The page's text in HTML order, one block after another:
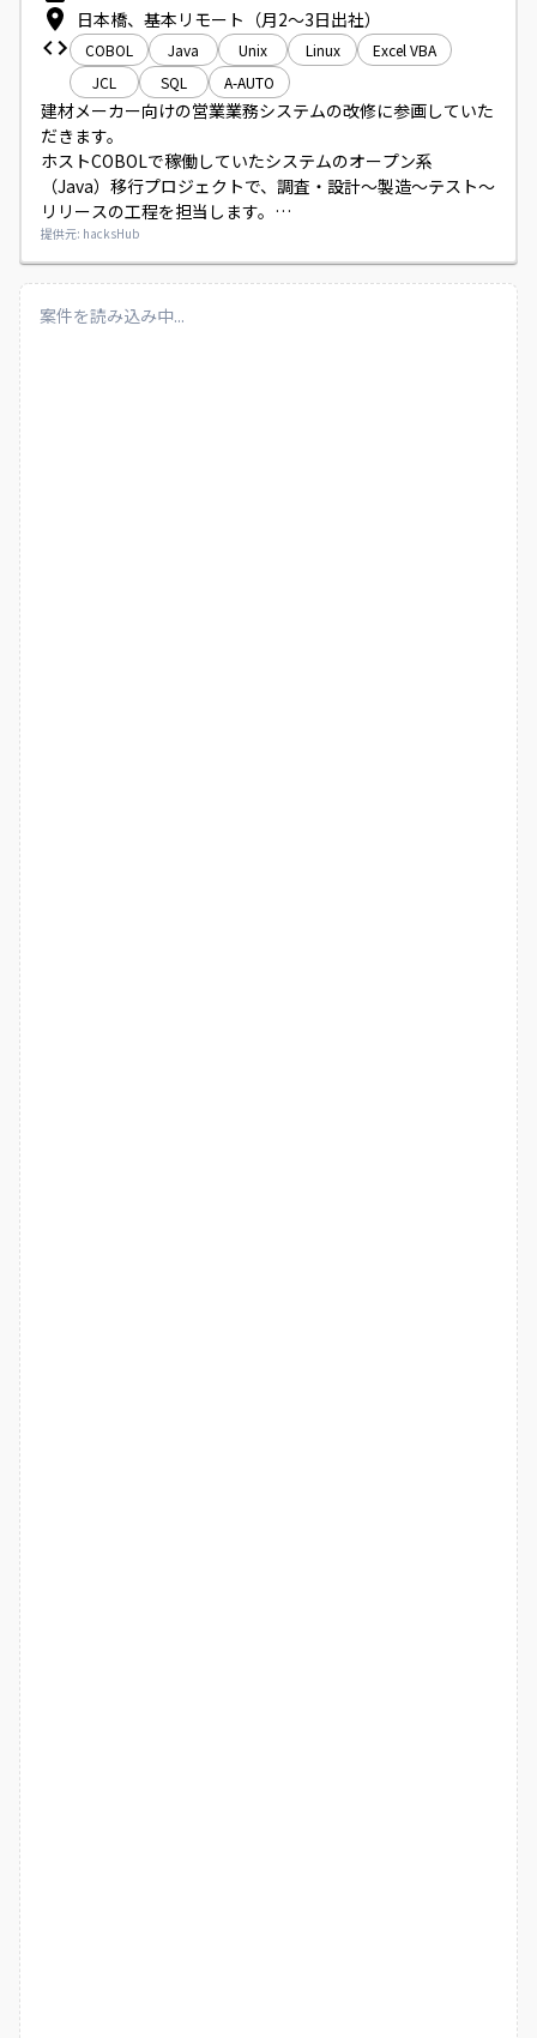
日本橋、基本リモート（月2〜3日出社）
COBOL Java Unix Linux
Excel VBA
JCL
SQL A-AUTO
建材メーカー向けの営業業務システムの改修に参画していた
だきます。
ホストCOBOLで稼働していたシステムのオープン系
（Java）移行プロジェクトで、調査・設計～製造～テスト～
リリースの工程を担当します。
Java側の方と連携しつつ、現行調査・解析や顧客折衝、会議
調整を行っていただきます。
IBM z/OS系のJCLやExcelVBAによるツール開発、
DBMS/SQLの知見も求められます。
提供元: hacksHub
案件を読み込み中...